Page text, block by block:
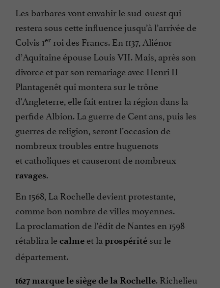
Les barbares vont envahir le sud-ouest qui
restera sous cette influence jusqu’à l’arrivée de
Colvis 1er roi des Francs. En 1137, Aliénor
d’Aquitaine épouse Louis VII. Mais, après son
divorce et par son remariage avec Henri II
Plantagenêt qui montera sur le trône
d'Angleterre, elle fait entrer la région dans la
perfide Albion. La guerre de Cent ans, puis les
guerres de religion, seront l’occasion de
nombreux troubles entre huguenots
et catholiques et causeront de nombreux
ravages.
En 1568, La Rochelle devient protestante,
comme bon nombre de villes moyennes.
La proclamation de l’édit de Nantes en 1598
rétablira lecalme et la prospérité sur le
département.
1627 marque le siège de la Rochelle. Richelieu